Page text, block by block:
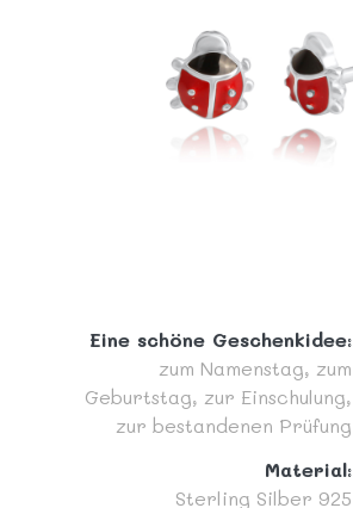
Eine schöne Geschenkidee:
zum Namenstag, zum
Geburtstag, zur Einschulung,
zur bestandenen Prüfung
Material:
Sterling Silber 925